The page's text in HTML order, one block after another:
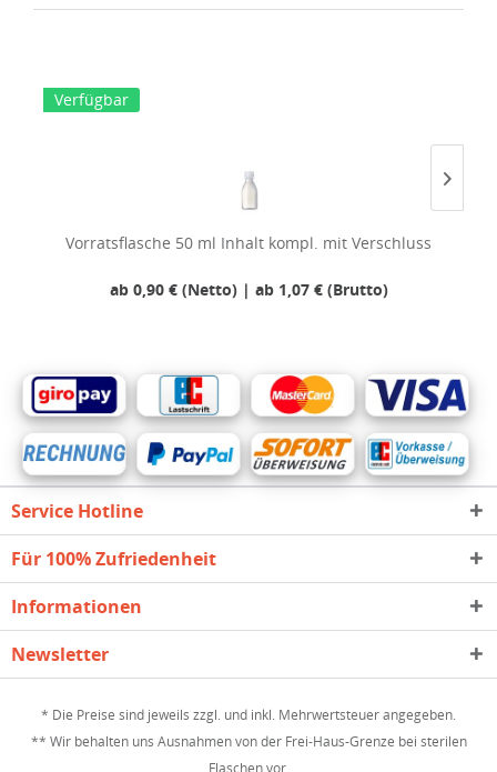
Verfügbar
Vorratsflasche 50 ml Inhalt kompl. mit Verschluss
ab 0,90 € (Netto) | ab 1,07 € (Brutto)
Service Hotline
Für 100% Zufriedenheit
Informationen
Newsletter
* Die Preise sind jeweils zzgl. und inkl. Mehrwertsteuer angegeben.
** Wir behalten uns Ausnahmen von der Frei-Haus-Grenze bei sterilen